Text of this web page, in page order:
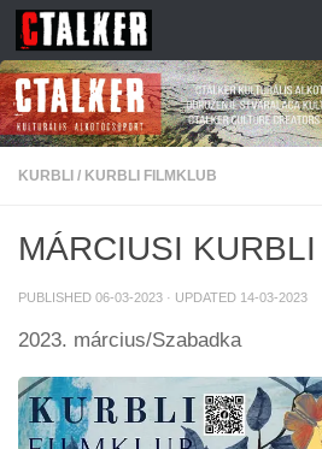
Skip to content
KURBLI / KURBLI FILMKLUB
MÁRCIUSI
PUBLISHED 06-03-2023 · UPDATED 14-03-2023
2023. március/Szabadka